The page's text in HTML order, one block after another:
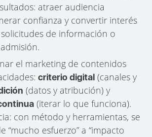
atraer audiencia
confianza y convertir interés
de información o
el marketing de contenidos
criterio digital (canales y
(datos y atribución) y
(iterar lo que funciona).
con método y herramientas, se
“mucho esfuerzo” a “impacto